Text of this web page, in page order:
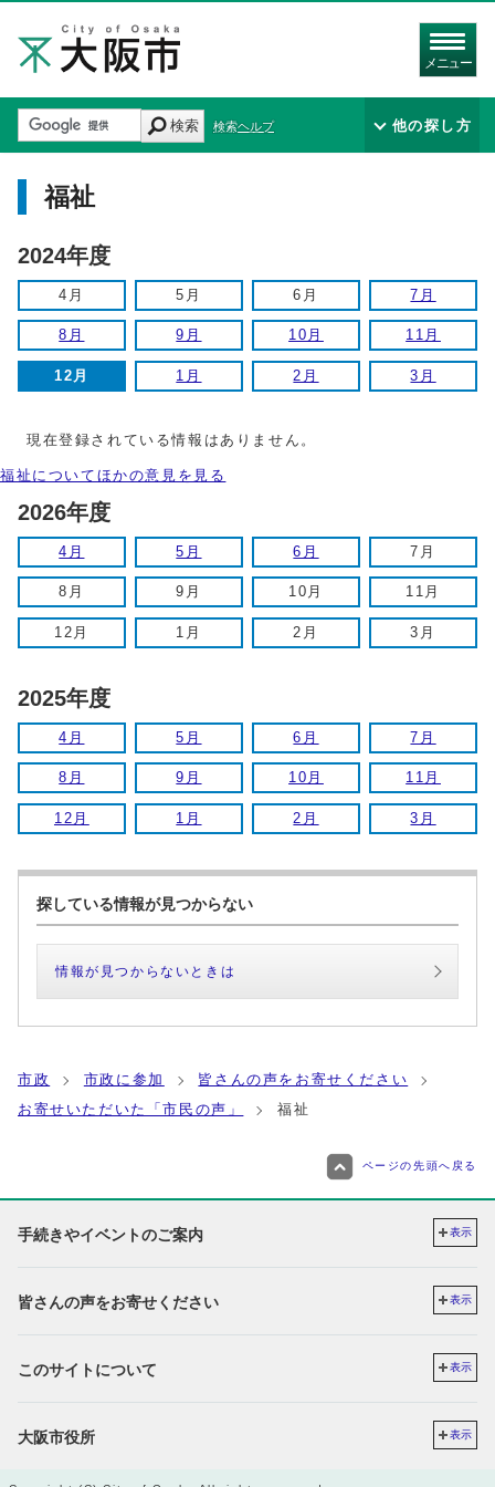
メニュー
検索 検索ヘルプ 他の探し方
福祉
2024年度
4月 5月 6月 7月
8月 9月 10月 11月
12月 1月 2月 3月
現在登録されている情報はありません。
福祉についてほかの意見を見る
2026年度
4月 5月 6月 7月
8月 9月 10月 11月
12月 1月 2月 3月
2025年度
4月 5月 6月 7月
8月 9月 10月 11月
12月 1月 2月 3月
探している情報が見つからない
情報が見つからないときは
市政 市政に参加
皆さんの声をお寄せください
お寄せいただいた「市民の声」
福祉
ページの先頭へ戻る
手続きやイベントのご案内 表示
皆さんの声をお寄せください 表示
このサイトについて 表示
大阪市役所 表示